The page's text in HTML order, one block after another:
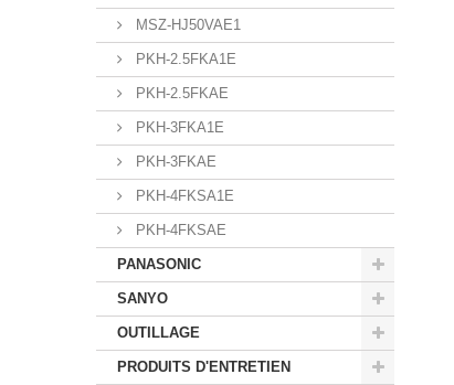
MSZ-HJ50VAE1
PKH-2.5FKA1E
PKH-2.5FKAE
PKH-3FKA1E
PKH-3FKAE
PKH-4FKSA1E
PKH-4FKSAE
PANASONIC
SANYO
OUTILLAGE
PRODUITS D'ENTRETIEN